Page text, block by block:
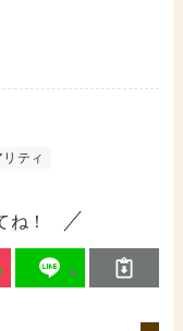
ティ
ね！